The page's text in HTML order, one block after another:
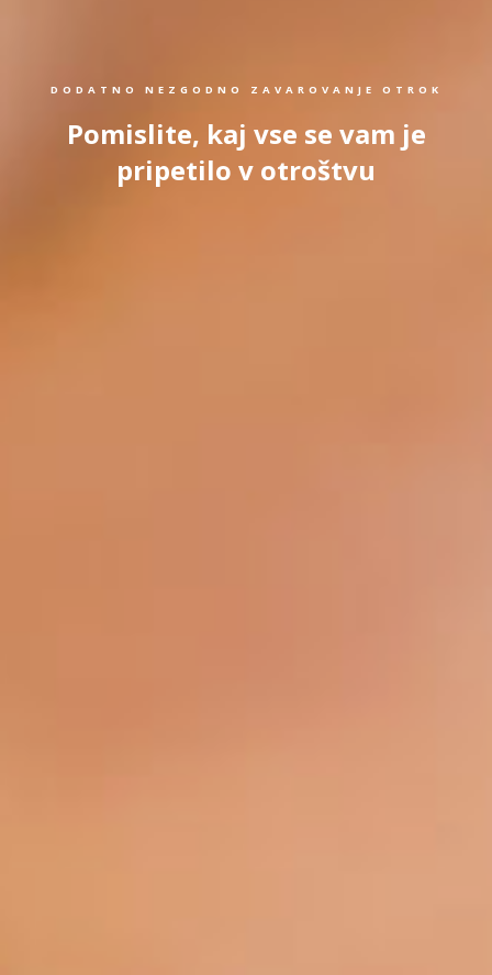
DODATNO NEZGODNO ZAVAROVANJE OTROK
Pomislite, kaj vse se vam je
pripetilo v otroštvu